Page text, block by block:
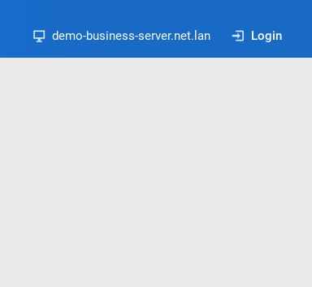
demo-business-server.net.lan Login